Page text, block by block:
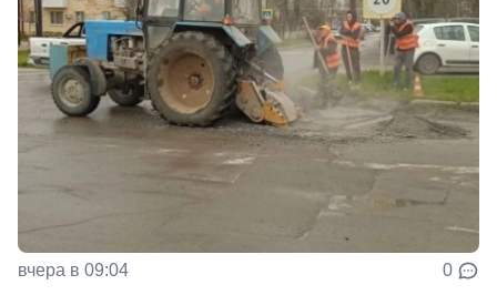
вчера в 09:04 0